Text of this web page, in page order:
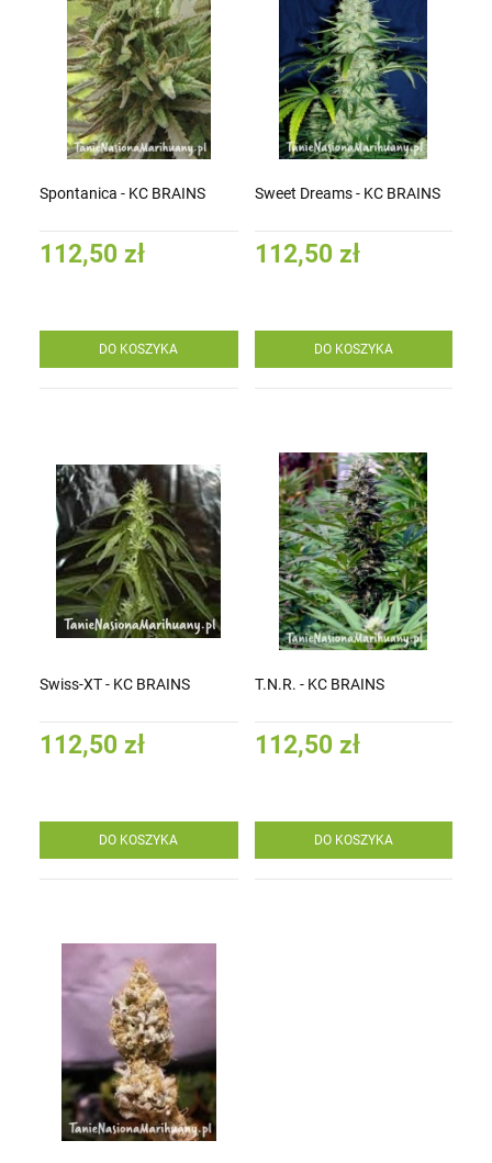
Spontanica - KC BRAINS
112,50 zł
DO KOSZYKA
Sweet Dreams - KC BRAINS
112,50 zł
DO KOSZYKA
Swiss-XT - KC BRAINS
112,50 zł
DO KOSZYKA
T.N.R. - KC BRAINS
112,50 zł
DO KOSZYKA